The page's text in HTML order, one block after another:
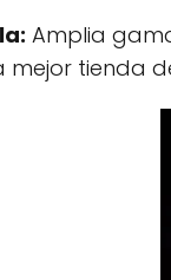
Amplia
mejor tienda